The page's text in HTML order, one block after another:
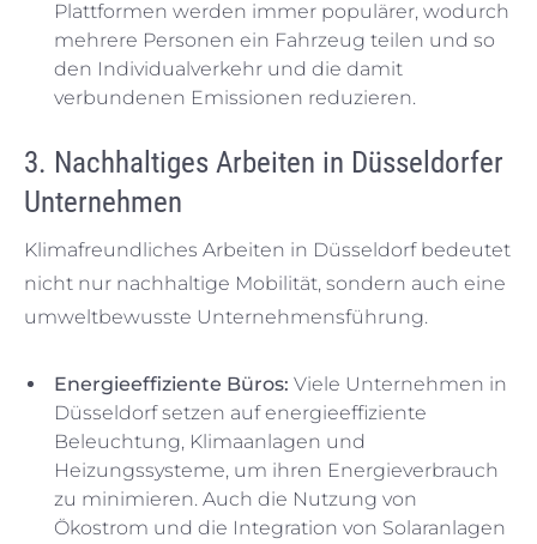
Plattformen werden immer populärer, wodurch
mehrere Personen ein Fahrzeug teilen und so
den Individualverkehr und die damit
verbundenen Emissionen reduzieren.
3. Nachhaltiges Arbeiten in Düsseldorfer
Unternehmen
Klimafreundliches Arbeiten in Düsseldorf bedeutet
nicht nur nachhaltige Mobilität, sondern auch eine
umweltbewusste Unternehmensführung.
Energieeffiziente Büros: Viele Unternehmen in
Düsseldorf setzen auf energieeffiziente
Beleuchtung, Klimaanlagen und
Heizungssysteme, um ihren Energieverbrauch
zu minimieren. Auch die Nutzung von
Ökostrom und die Integration von Solaranlagen